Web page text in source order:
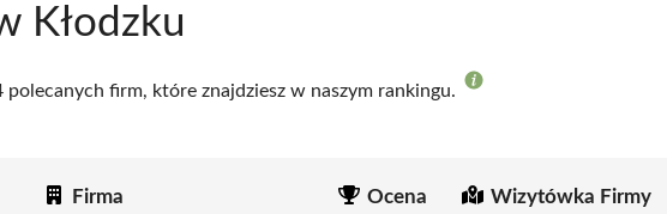
Kłodzku
firm, które znajdziesz w naszym rankingu.
Firma Ocena Wizytówka Firmy